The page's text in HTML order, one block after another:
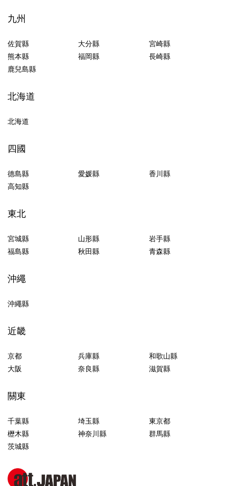
九州
佐賀縣 大分縣
宮崎縣
熊本縣
福岡縣
長崎縣
鹿兒島縣
北海道
北海道
四國
德島縣 愛媛縣
香川縣
高知縣
東北
宮城縣 山形縣
岩手縣
福島縣
秋田縣 青森縣
沖繩
沖繩縣
近畿
京都 兵庫縣
和歌山縣
大阪
奈良縣 滋賀縣
關東
千葉縣 埼玉縣
東京都
櫪木縣
神奈川縣
群馬縣
茨城縣